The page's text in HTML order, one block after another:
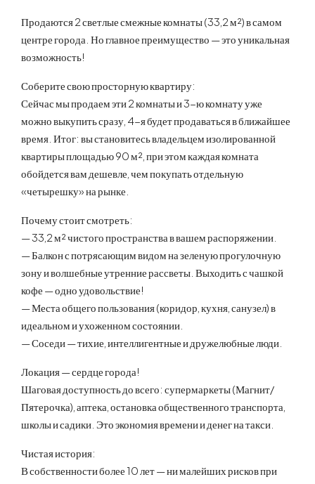
Продаются 2 светлые смежные комнаты (33,2 м²) в самом
центре города. Но главное преимущество — это уникальная
возможность!
Соберите свою просторную квартиру:
Сейчас мы продаем эти 2 комнаты и 3-ю комнату уже
можно выкупить сразу, 4-я будет продаваться в ближайшее
время. Итог: вы становитесь владельцем изолированной
квартиры площадью 90 м², при этом каждая комната
обойдется вам дешевле, чем покупать отдельную
«четырешку» на рынке.
Почему стоит смотреть:
— 33,2 м² чистого пространства в вашем распоряжении.
— Балкон с потрясающим видом на зеленую прогулочную
зону и волшебные утренние рассветы. Выходить с чашкой
кофе — одно удовольствие!
— Места общего пользования (коридор, кухня, санузел) в
идеальном и ухоженном состоянии.
— Соседи — тихие, интеллигентные и дружелюбные люди.
Локация — сердце города!
Шаговая доступность до всего: супермаркеты (Магнит/
Пятерочка), аптека, остановка общественного транспорта,
школы и садики. Это экономия времени и денег на такси.
Чистая история:
В собственности более 10 лет — ни малейших рисков при